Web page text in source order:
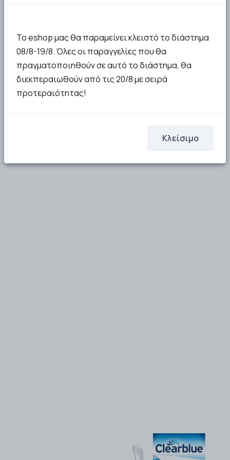
Το eshop μας θα παραμείνει κλειστό το διάστημα
08/8-19/8. Όλες οι παραγγελίες που θα
πραγματοποιηθούν σε αυτό το διάστημα, θα
διεκπεραιωθούν από τις 20/8 με σειρά
προτεραιότητας!
Κλείσιμο